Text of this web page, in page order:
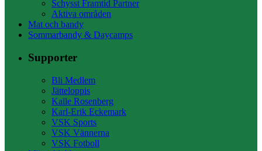
Schysst Framtid Partner
Aktiva områden
Mat och bandy
Sommarbandy & Daycamps
Supporter
Bli Medlem
Jätteloppis
Kalle Rosenberg
Karl-Erik Eckemark
VSK Sports
VSK Vännerna
VSK Fotboll